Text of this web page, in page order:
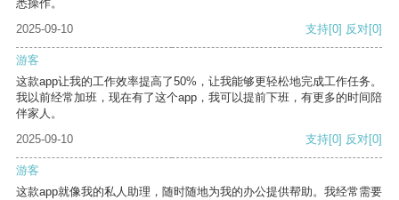
悉操作。
2025-09-10
支持[0] 反对[0]
游客
这款app让我的工作效率提高了50%，让我能够更轻松地完成工作任务。
我以前经常加班，现在有了这个app，我可以提前下班，有更多的时间陪
伴家人。
2025-09-10
支持[0] 反对[0]
游客
这款app就像我的私人助理，随时随地为我的办公提供帮助。我经常需要